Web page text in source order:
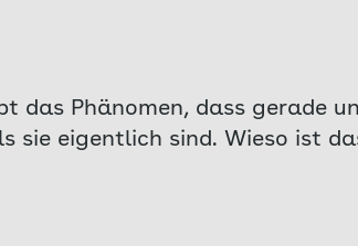
das Phänomen, dass gerade
sie eigentlich sind. Wieso ist